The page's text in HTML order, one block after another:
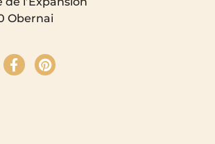
Obernai